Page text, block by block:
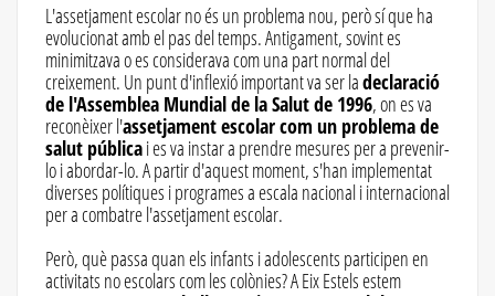
L'assetjament escolar no és un problema nou, però sí que ha
evolucionat amb el pas del temps. Antigament, sovint es
minimitzava o es considerava com una part normal del
creixement. Un punt d'inflexió important va ser ladeclaració
de l'Assemblea Mundial de la Salut de 1996, on es va
reconèixer l'assetjament escolar com un problema de
salut públicai es va instar a prendre mesures per a prevenir-
lo i abordar-lo. A partir d'aquest moment, s'han implementat
diverses polítiques i programes a escala nacional i internacional
per a combatre l'assetjament escolar.
Però, què passa quan els infants i adolescents participen en
activitats no escolars com les colònies? A Eix Estels estem